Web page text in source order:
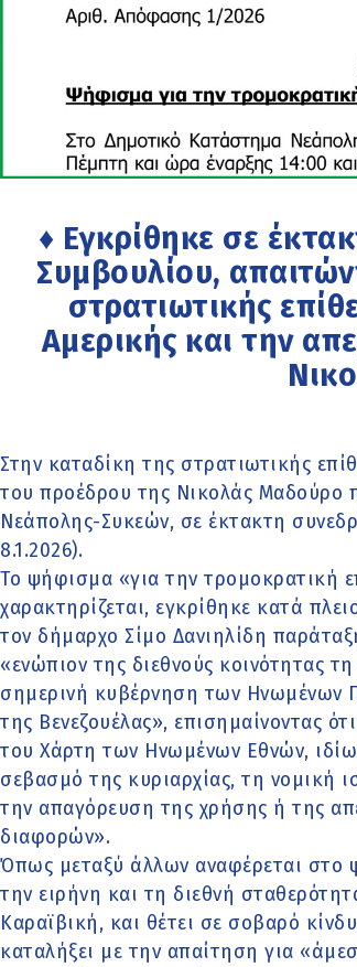
♦ Εγκρίθηκε σε
Συμβουλίου,
στρατιωτικής
Αμερικής και την
Στην καταδίκη της στρατιωτικής
του προέδρου της Νικολάς Μαδούρο
Νεάπολης-Συκεών, σε έκτακτη
8.1.2026).
Το ψήφισμα «για την τρομοκρατική
χαρακτηρίζεται, εγκρίθηκε κατά
τον δήμαρχο Σίμο Δανιηλίδη
«ενώπιον της διεθνούς κοινότητας
σημερινή κυβέρνηση των Ηνωμένων
της Βενεζουέλας», επισημαίνοντας
του Χάρτη των Ηνωμένων Εθνών,
σεβασμό της κυριαρχίας, τη νομική
την απαγόρευση της χρήσης ή της
διαφορών».
Όπως μεταξύ άλλων αναφέρεται στο
την ειρήνη και τη διεθνή
Καραϊβική, και θέτει σε σοβαρό
καταλήξει με την απαίτηση για